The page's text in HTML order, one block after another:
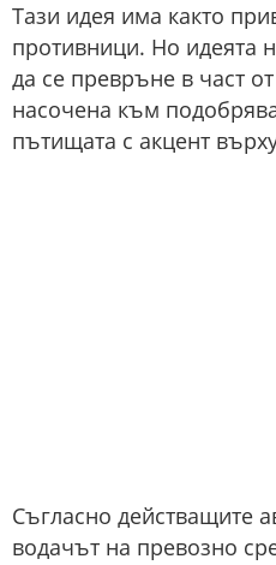
Тази идея има както
противници. Но идеята
да се превръне в част
насочена към
пътищата с акцент
Съгласно действащите
водачът на превозно